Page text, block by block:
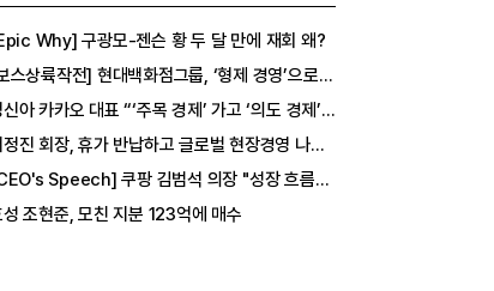
Why] 구광모-젠슨 황 두 달 만에 재회 왜?
스상륙작전] 현대백화점그룹, ‘형제 경영’으로 방향 틀었다
아 카카오 대표 “‘주목 경제’ 가고 ‘의도 경제’ 왔다”
진 회장, 휴가 반납하고 글로벌 현장경영 나선다
Speech] 쿠팡 김범석 의장 "성장 흐름은 변하지 않았다"
조현준, 모친 지분 123억에 매수